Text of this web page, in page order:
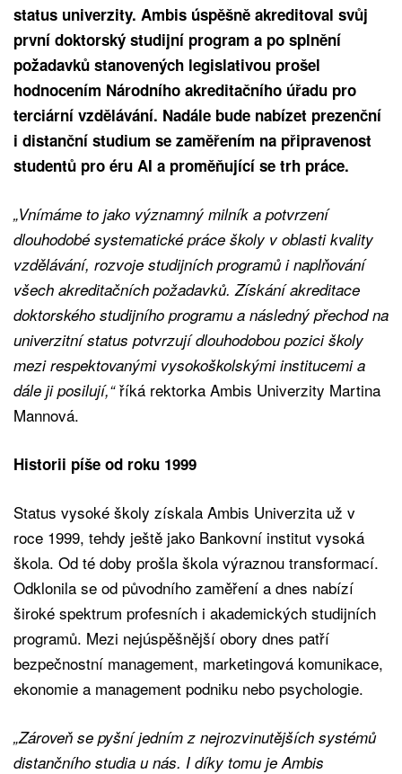
status univerzity. Ambis úspěšně akreditoval svůj
první doktorský studijní program a po splnění
požadavků stanovených legislativou prošel
hodnocením Národního akreditačního úřadu pro
terciární vzdělávání. Nadále bude nabízet prezenční
i distanční studium se zaměřením na připravenost
studentů pro éru AI a proměňující se trh práce.
„Vnímáme to jako významný milník a potvrzení
dlouhodobé systematické práce školy v oblasti kvality
vzdělávání, rozvoje studijních programů i naplňování
všech akreditačních požadavků. Získání akreditace
doktorského studijního programu a následný přechod na
univerzitní status potvrzují dlouhodobou pozici školy
mezi respektovanými vysokoškolskými institucemi a
dále ji posilují,“říká rektorka Ambis Univerzity Martina
Mannová.
Historii píše od roku 1999
Status vysoké školy získala Ambis Univerzita už v
roce 1999, tehdy ještě jako Bankovní institut vysoká
škola. Od té doby prošla škola výraznou transformací.
Odklonila se od původního zaměření a dnes nabízí
široké spektrum profesních i akademických studijních
programů. Mezi nejúspěšnější obory dnes patří
bezpečnostní management, marketingová komunikace,
ekonomie a management podniku nebo psychologie.
„Zároveň se pyšní jedním z nejrozvinutějších systémů
distančního studia u nás. I díky tomu je Ambis